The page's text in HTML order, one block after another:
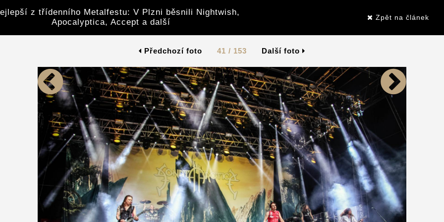
z třídenního Metalfestu: V Plzni běsnili Nightwish,
Apocalyptica, Accept a další
Zpět na článek
Předchozí foto 41 / 153 Další foto